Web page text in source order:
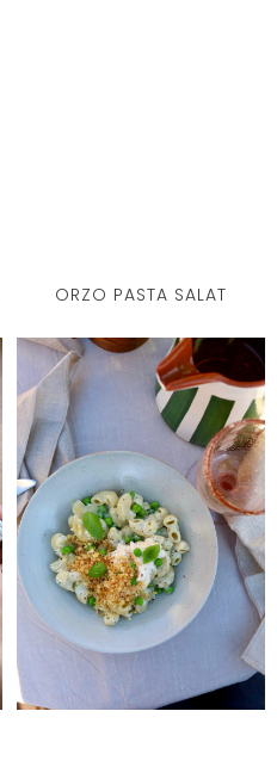
ORZO PASTA SALAT